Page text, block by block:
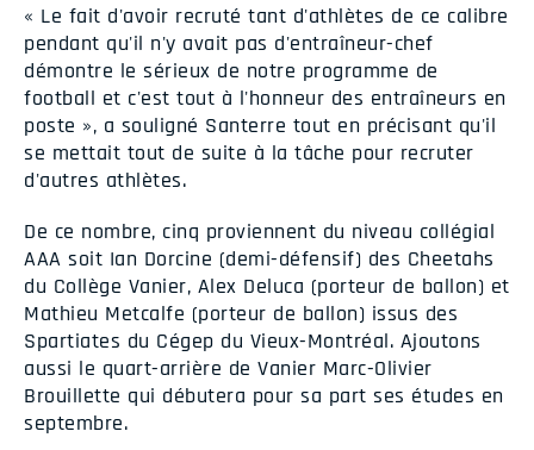
« Le fait d'avoir recruté tant d'athlètes de ce calibre
pendant qu'il n'y avait pas d'entraîneur-chef
démontre le sérieux de notre programme de
football et c'est tout à l'honneur des entraîneurs en
poste », a souligné Santerre tout en précisant qu'il
se mettait tout de suite à la tâche pour recruter
d'autres athlètes.
De ce nombre, cinq proviennent du niveau collégial
AAA soit Ian Dorcine (demi-défensif) des Cheetahs
du Collège Vanier, Alex Deluca (porteur de ballon) et
Mathieu Metcalfe (porteur de ballon) issus des
Spartiates du Cégep du Vieux-Montréal. Ajoutons
aussi le quart-arrière de Vanier Marc-Olivier
Brouillette qui débutera pour sa part ses études en
septembre.